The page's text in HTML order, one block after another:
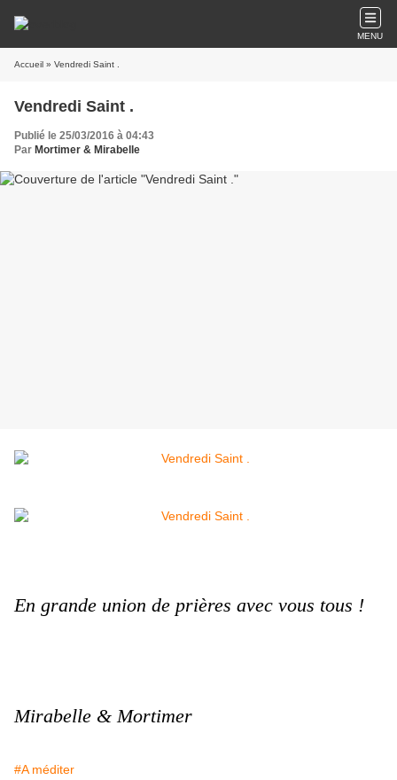
MENU
Accueil » Vendredi Saint .
Vendredi Saint .
Publié le 25/03/2016 à 04:43
Par Mortimer & Mirabelle
En grande union de prières avec vous tous !
Mirabelle & Mortimer
#A méditer